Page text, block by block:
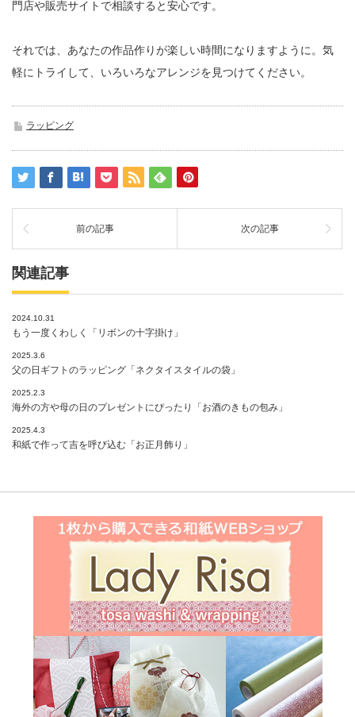
門店や販売サイトで相談すると安心です。
それでは、あなたの作品作りが楽しい時間になりますように。気
軽にトライして、いろいろなアレンジを見つけてください。
ラッピング
前の記事 次の記事
関連記事
2024.10.31
もう一度くわしく「リボンの十字掛け」
2025.3.6
父の日ギフトのラッピング「ネクタイスタイルの袋」
2025.2.3
海外の方や母の日のプレゼントにぴったり「お酒のきもの包み」
2025.4.3
和紙で作って吉を呼び込む「お正月飾り」